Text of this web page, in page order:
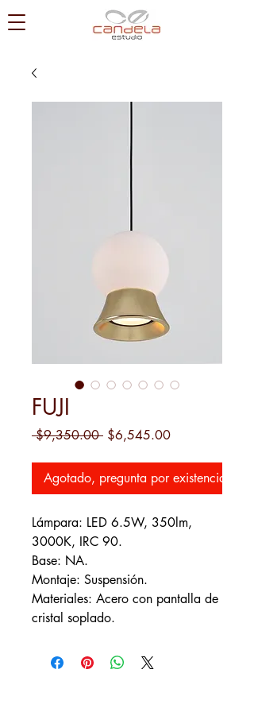
FUJI
$9,350.00 Precio
$6,545.00Precio
oferta
Agotado, pregunta por existencias
Lámpara: LED 6.5W, 350lm,
3000K, IRC 90.
Base: NA.
Montaje: Suspensión.
Materiales: Acero con pantalla de
cristal soplado.